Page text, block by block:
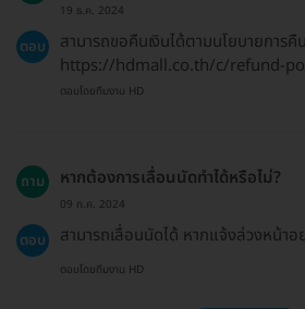
19 ธ.ค. 2024
ตอบ
สามารถขอคืนเงินได้ตามนโยบายการคื
https://hdmall.co.th/c/refund-
ตอบโดยทีมงาน HD
ถาม หากต้องการเลื่อนนัดทำได้หรือไม่?
09 ก.ค. 2024
ตอบ สามารถเลื่อนนัดได้ หากแจ้งล่วงหน้า
ตอบโดยทีมงาน HD